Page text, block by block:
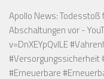
Apollo News:
Abschaltungen vor -
v=DnXEYpQvILE
#Versorgungssicherheit
#Erneuerbare